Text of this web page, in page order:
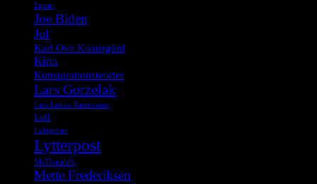
Japan
Joe Biden
Jul
Karl Ove Knausgård
Kina
Konspirationsteorier
Lars Gorzelak
Lars Løkke Rasmussen
Lidl
Luftgevær
Lytterpost
McDonald's
Mette Frederiksen